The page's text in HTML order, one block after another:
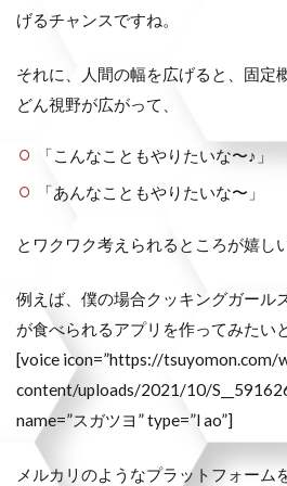
げるチャンスですね。
それに、人間の幅を広げると、固定
どん視野が広がって、
「こんなこともやりたいな〜♪」
「あんなこともやりたいな〜」
とワクワク考えられるところが嬉し
例えば、僕の場合クッキングガール
が食べられるアプリを作ってみたい
[voice icon=”https://tsuyomon.com/
content/uploads/2021/10/
name=”スガツヨ” type=”l ao”]
メルカリのようなプラットフォーム